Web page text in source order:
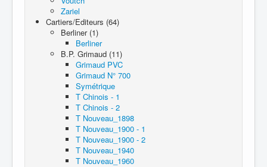
Zariel
Cartiers/Editeurs (64)
Berliner (1)
Berliner
B.P. Grimaud (11)
Grimaud PVC
Grimaud N° 700
Symétrique
T Chinois - 1
T Chinois - 2
T Nouveau_1898
T Nouveau_1900 - 1
T Nouveau_1900 - 2
T Nouveau_1940
T Nouveau_1960